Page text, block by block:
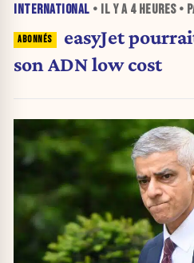
INTERNATIONAL • IL Y A 4 HEURES•
easyJet
son ADN low cost